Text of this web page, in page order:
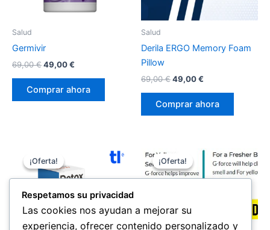
Salud
Germivir
69,00€El
original
era:
49,00€
es:
Comprar ahora
Salud
Derila ERGO Memory Foam
Pillow
69,00€El
original
era:
49,00€
es:
Comprar ahora
¡Oferta!
¡Oferta! ¡Oferta!
¡Oferta!
Respetamos su privacidad
Las cookies nos ayudan a mejorar su
experiencia, ofrecer contenido personalizado y